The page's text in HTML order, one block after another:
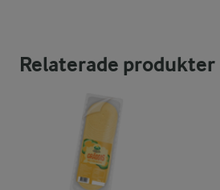
Relaterade produkter